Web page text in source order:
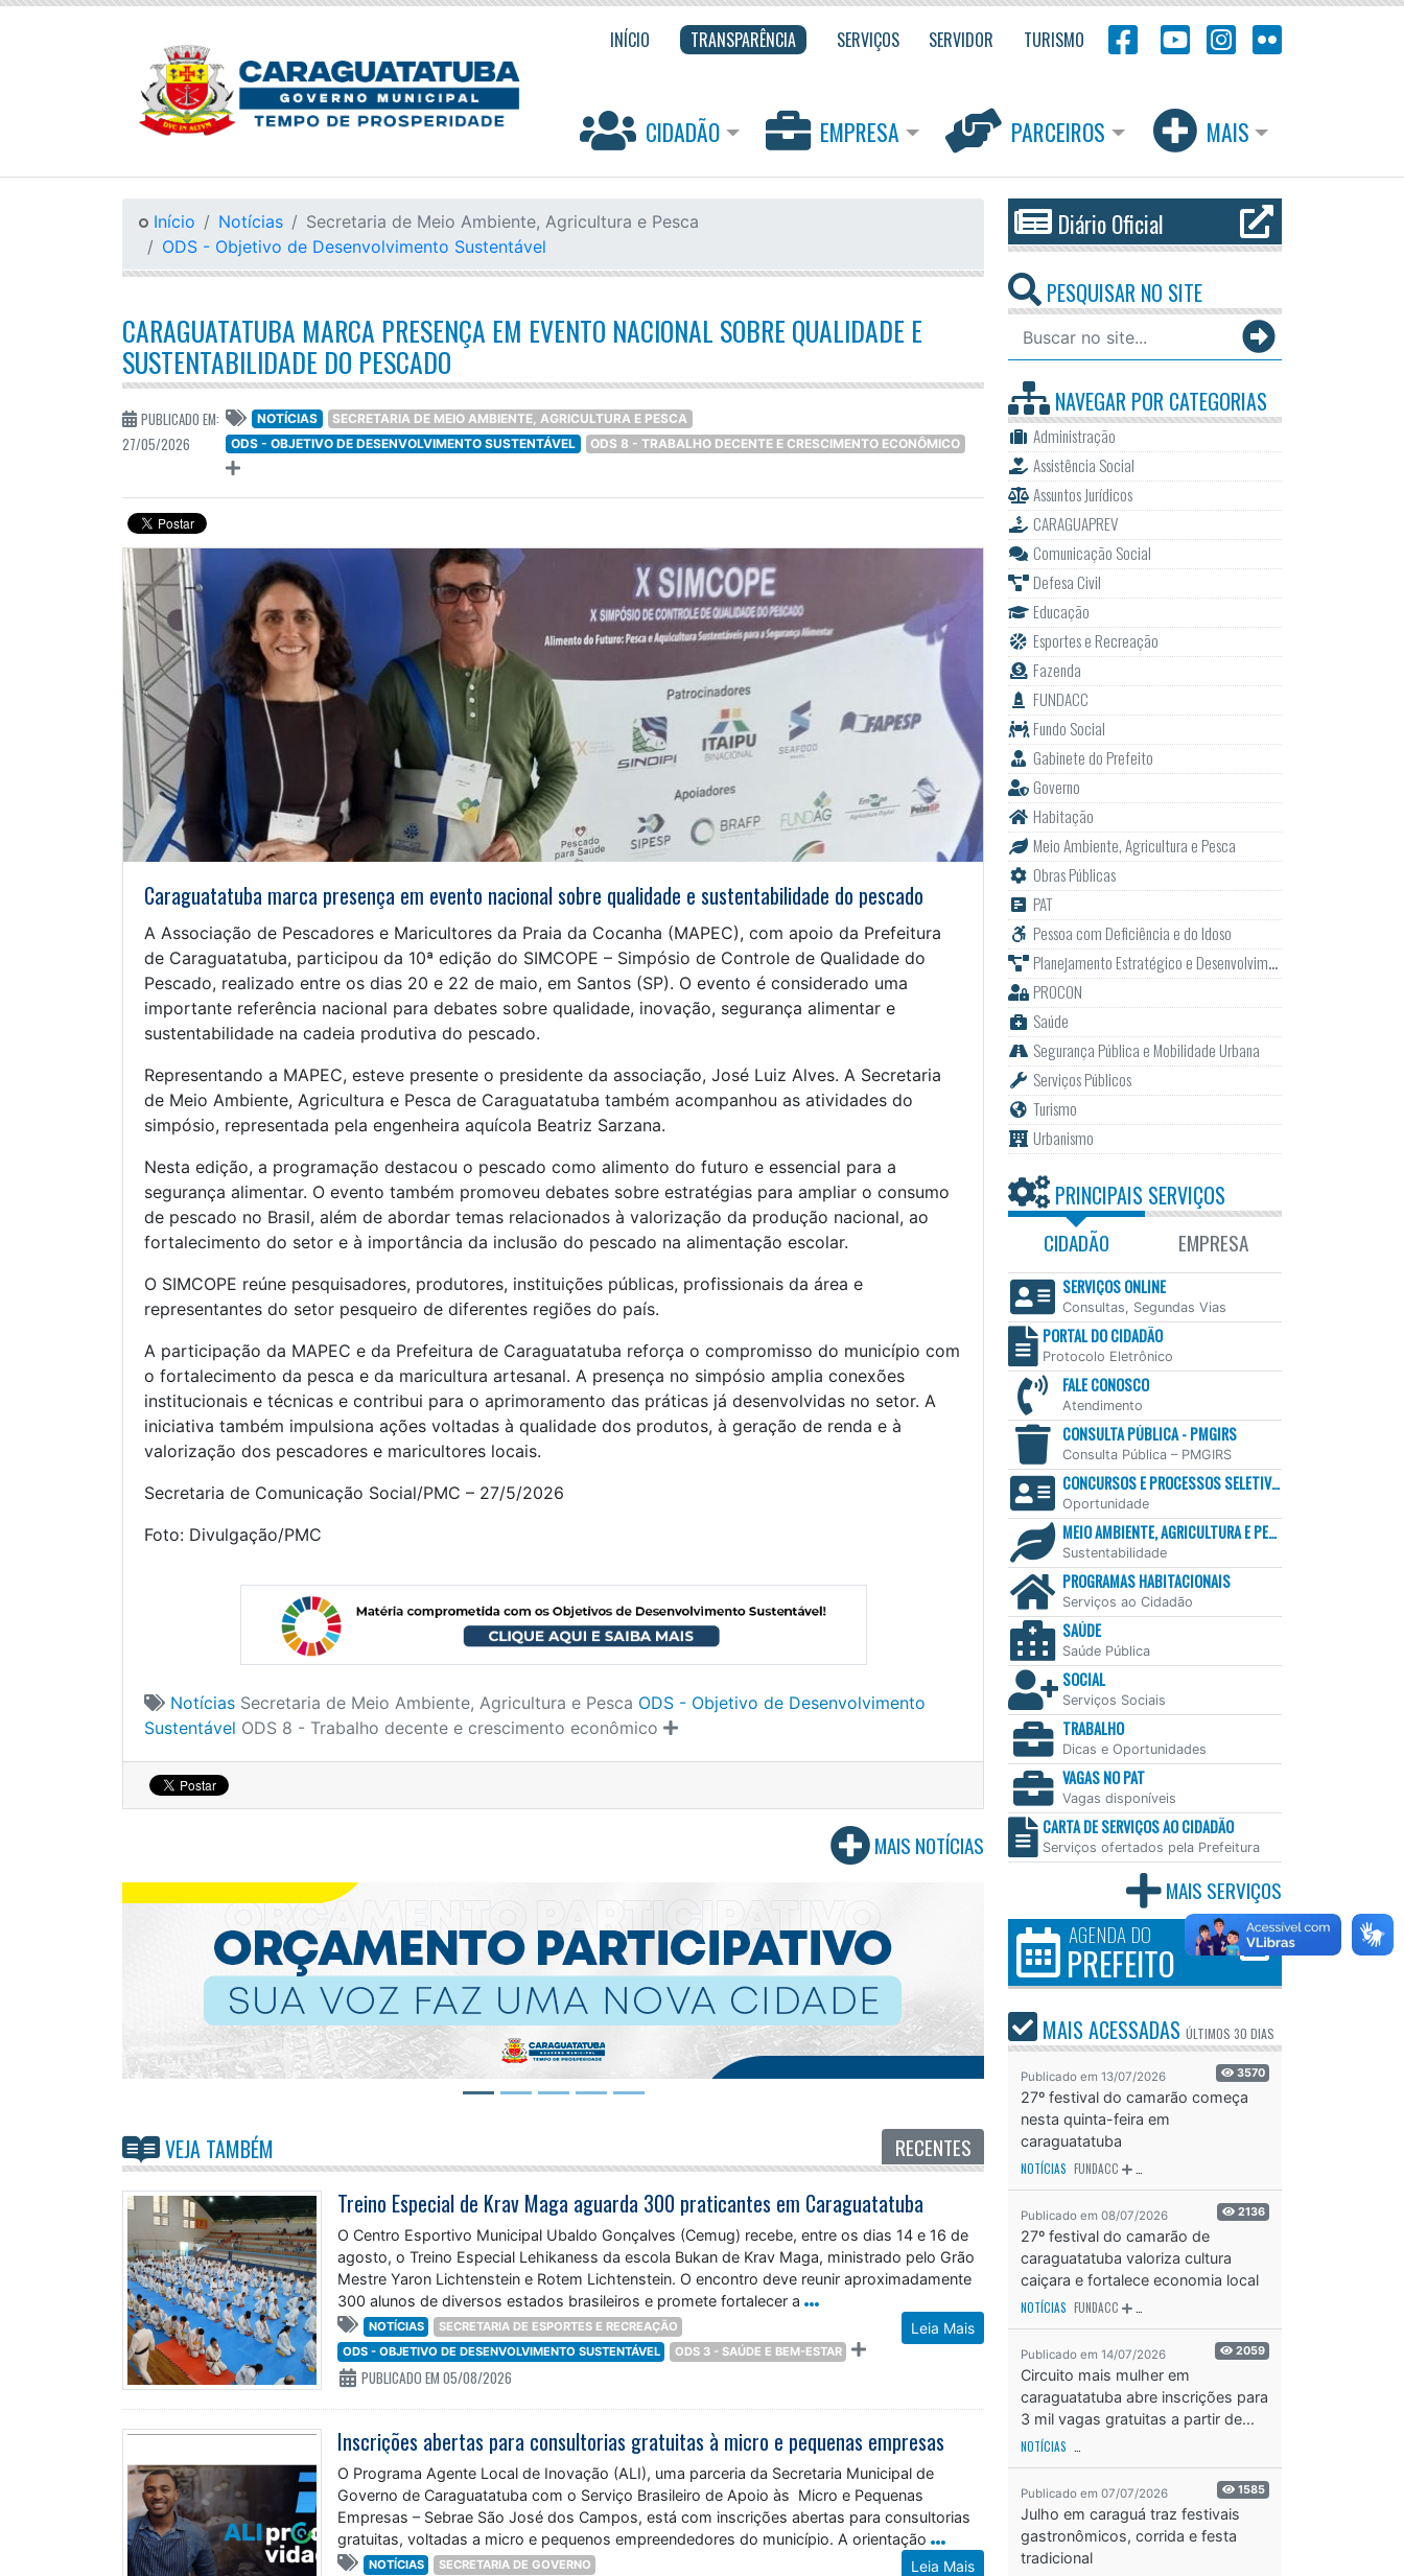
INÍCIO TRANSPARÊNCIA SERVIÇOS SERVIDOR TURISMO
CIDADÃO EMPRESA PARCEIROS MAIS
Início Notícias
Secretaria de Meio Ambiente, Agricultura e Pesca
ODS - Objetivo de Desenvolvimento Sustentável
CARAGUATATUBA MARCA PRESENÇA EM EVENTO NACIONAL SOBRE QUALIDADE E
SUSTENTABILIDADE DO PESCADO
PUBLICADO EM:
27/05/2026
NOTÍCIAS
SECRETARIA DE MEIO AMBIENTE, AGRICULTURA E PESCA
ODS - OBJETIVO DE DESENVOLVIMENTO SUSTENTÁVEL
ODS 8 - TRABALHO DECENTE E CRESCIMENTO ECONÔMICO
Caraguatatuba marca presença em evento nacional sobre qualidade e sustentabilidade do pescado
A Associação de Pescadores e Maricultores da Praia da Cocanha (MAPEC), com apoio da Prefeitura
de Caraguatatuba, participou da 10ª edição do SIMCOPE – Simpósio de Controle de Qualidade do
Pescado, realizado entre os dias 20 e 22 de maio, em Santos (SP). O evento é considerado uma
importante referência nacional para debates sobre qualidade, inovação, segurança alimentar e
sustentabilidade na cadeia produtiva do pescado.
Representando a MAPEC, esteve presente o presidente da associação, José Luiz Alves. A Secretaria
de Meio Ambiente, Agricultura e Pesca de Caraguatatuba também acompanhou as atividades do
simpósio, representada pela engenheira aquícola Beatriz Sarzana.
Nesta edição, a programação destacou o pescado como alimento do futuro e essencial para a
segurança alimentar. O evento também promoveu debates sobre estratégias para ampliar o consumo
de pescado no Brasil, além de abordar temas relacionados à valorização da produção nacional, ao
fortalecimento do setor e à importância da inclusão do pescado na alimentação escolar.
O SIMCOPE reúne pesquisadores, produtores, instituições públicas, profissionais da área e
representantes do setor pesqueiro de diferentes regiões do país.
A participação da MAPEC e da Prefeitura de Caraguatatuba reforça o compromisso do município com
o fortalecimento da pesca e da maricultura artesanal. A presença no simpósio amplia conexões
institucionais e técnicas e contribui para o aprimoramento das práticas já desenvolvidas no setor. A
iniciativa também impulsiona ações voltadas à qualidade dos produtos, à geração de renda e à
valorização dos pescadores e maricultores locais.
Secretaria de Comunicação Social/PMC – 27/5/2026
Foto: Divulgação/PMC
Notícias Secretaria de Meio Ambiente, Agricultura e Pesca ODS - Objetivo de Desenvolvimento
Sustentável ODS 8 - Trabalho decente e crescimento econômico
MAIS NOTÍCIAS
VEJA TAMBÉM RECENTES
Treino Especial de Krav Maga aguarda 300 praticantes em Caraguatatuba
O Centro Esportivo Municipal Ubaldo Gonçalves (Cemug) recebe, entre os dias 14 e 16 de
agosto, o Treino Especial Lehikaness da escola Bukan de Krav Maga, ministrado pelo Grão
Mestre Yaron Lichtenstein e Rotem Lichtenstein. O encontro deve reunir aproximadamente
300 alunos de diversos estados brasileiros e promete fortalecer a
Leia Mais
NOTÍCIAS
SECRETARIA DE ESPORTES E RECREAÇÃO
ODS - OBJETIVO DE DESENVOLVIMENTO SUSTENTÁVEL
ODS 3 - SAÚDE E BEM-ESTAR
PUBLICADO EM 05/08/2026
Inscrições abertas para consultorias gratuitas à micro e pequenas empresas
O Programa Agente Local de Inovação (ALI), uma parceria da Secretaria Municipal de
Governo de Caraguatatuba com o Serviço Brasileiro de Apoio às Micro e Pequenas
Empresas – Sebrae São José dos Campos, está com inscrições abertas para consultorias
gratuitas, voltadas a micro e pequenos empreendedores do município. A orientação
Leia Mais
NOTÍCIAS
SECRETARIA DE GOVERNO
Diário Oficial
PESQUISAR NO SITE
NAVEGAR PORCATEGORIAS
Administração
Assistência Social
Assuntos Jurídicos
CARAGUAPREV
Comunicação Social
Defesa Civil
Educação
Esportes e Recreação
Fazenda
FUNDACC
Fundo Social
Gabinete do Prefeito
Governo
Habitação
Meio Ambiente, Agricultura e Pesca
Obras Públicas
PAT
Pessoa com Deficiência e do Idoso
Planejamento Estratégico e Desenvolvimento
PROCON
Saúde
Segurança Pública e Mobilidade Urbana
Serviços Públicos
Turismo
Urbanismo
PRINCIPAIS SERVIÇOS
CIDADÃO EMPRESA
SERVIÇOS ONLINE
Consultas, Segundas Vias
PORTAL DO CIDADÃO
Protocolo Eletrônico
FALE CONOSCO
Atendimento
CONSULTA PÚBLICA - PMGIRS
Consulta Pública – PMGIRS
CONCURSOS E PROCESSOS SELETIVOS
Oportunidade
MEIO AMBIENTE, AGRICULTURA E PESCA
Sustentabilidade
PROGRAMAS HABITACIONAIS
Serviços ao Cidadão
SAÚDE
Saúde Pública
SOCIAL
Serviços Sociais
TRABALHO
Dicas e Oportunidades
VAGAS NO PAT
Vagas disponíveis
CARTA DE SERVIÇOS AO CIDADÃO
Serviços ofertados pela Prefeitura
MAIS SERVIÇOS
AGENDA DO
PREFEITO
MAIS ACESSADAS ÚLTIMOS 30 DIAS
Publicado em 13/07/2026 3570
27º festival do camarão começa
nesta quinta-feira em
caraguatatuba
NOTÍCIAS FUNDACC
Publicado em 08/07/2026 2136
27º festival do camarão de
caraguatatuba valoriza cultura
caiçara e fortalece economia local
NOTÍCIAS FUNDACC
Publicado em 14/07/2026 2059
Circuito mais mulher em
caraguatatuba abre inscrições para
3 mil vagas gratuitas a partir de...
NOTÍCIAS
Publicado em 07/07/2026 1585
Julho em caraguá traz festivais
gastronômicos, corrida e festa
tradicional